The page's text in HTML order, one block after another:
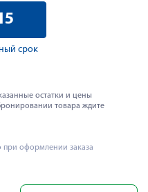
срок
остатки и цены
товара ждите
при оформлении заказа